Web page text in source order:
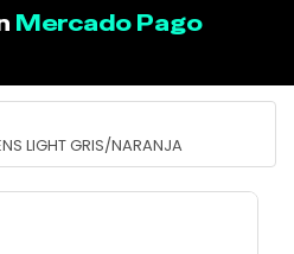
Mercado Pago
LIGHT GRIS/NARANJA